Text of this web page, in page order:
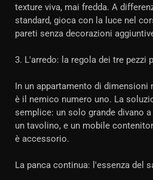
texture viva, mai fredda. A
standard, gioca con la luce nel
pareti senza decorazioni
3. L'arredo: la regola dei tre pezzi
In un appartamento di
è il nemico numero uno. La
semplice: un solo grande divano
un tavolino, e un mobile
è accessorio.
La panca continua: l'essenza del